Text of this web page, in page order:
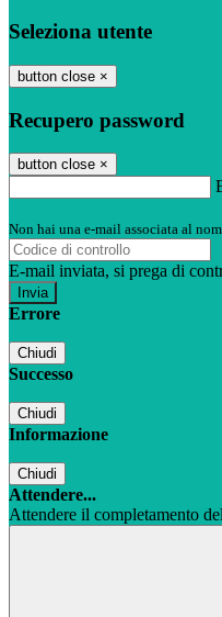
Seleziona utente
button close ×
Recupero password
button close ×
Non hai una e-mail associata al
E-mail inviata, si prega di
Errore
Chiudi
Successo
Chiudi
Informazione
Chiudi
Attendere...
Attendere il completamento